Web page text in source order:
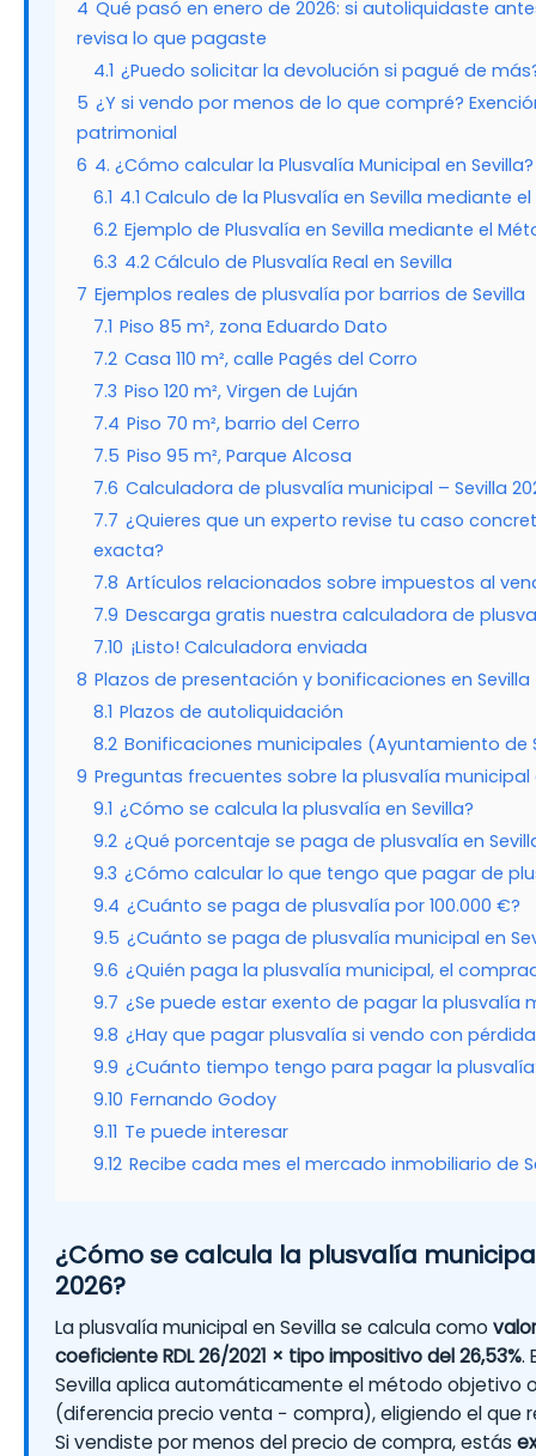
4 Qué pasó en enero de 2026: si autoliquidaste
revisa lo que pagaste
4.1 ¿Puedo solicitar la devolución si pagué de
5 ¿Y si vendo por menos de lo que compré?
patrimonial
6 4. ¿Cómo calcular la Plusvalía Municipal en Sevilla?
6.1 4.1 Calculo de la Plusvalía en Sevilla mediante
6.2 Ejemplo de Plusvalía en Sevilla mediante el
6.3 4.2 Cálculo de Plusvalía Real en Sevilla
7 Ejemplos reales de plusvalía por barrios de Sevilla
7.1 Piso 85 m², zona Eduardo Dato
7.2 Casa 110 m², calle Pagés del Corro
7.3 Piso 120 m², Virgen de Luján
7.4 Piso 70 m², barrio del Cerro
7.5 Piso 95 m², Parque Alcosa
7.6 Calculadora de plusvalía municipal – Sevilla
7.7 ¿Quieres que un experto revise tu caso
exacta?
7.8 Artículos relacionados sobre impuestos al
7.9 Descarga gratis nuestra calculadora de
7.10 ¡Listo! Calculadora enviada
8 Plazos de presentación y bonificaciones en Sevilla
8.1 Plazos de autoliquidación
8.2 Bonificaciones municipales (Ayuntamiento de
9 Preguntas frecuentes sobre la plusvalía municipal
9.1 ¿Cómo se calcula la plusvalía en Sevilla?
9.2 ¿Qué porcentaje se paga de plusvalía en
9.3 ¿Cómo calcular lo que tengo que pagar de
9.4 ¿Cuánto se paga de plusvalía por 100.000 €?
9.5 ¿Cuánto se paga de plusvalía municipal en
9.6 ¿Quién paga la plusvalía municipal, el
9.7 ¿Se puede estar exento de pagar la plusvalía
9.8 ¿Hay que pagar plusvalía si vendo con
9.9 ¿Cuánto tiempo tengo para pagar la
9.10 Fernando Godoy
9.11 Te puede interesar
9.12 Recibe cada mes el mercado inmobiliario de
¿Cómo se calcula la plusvalía
2026?
La plusvalía municipal en Sevilla se calcula como
coeficiente RDL 26/2021 × tipo impositivo del 26,53%.
Sevilla aplica automáticamente el método objetivo
(diferencia precio venta − compra), eligiendo el que
Si vendiste por menos del precio de compra, estás